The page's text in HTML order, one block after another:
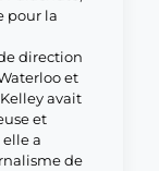
pour la
direction
et
avait
et
elle a
de